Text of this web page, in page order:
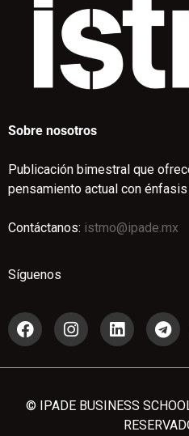
Sobre nosotros
Publicación bimestral que
pensamiento actual con
Contáctanos: istmo@ipade.mx
Síguenos
© IPADE BUSINESS